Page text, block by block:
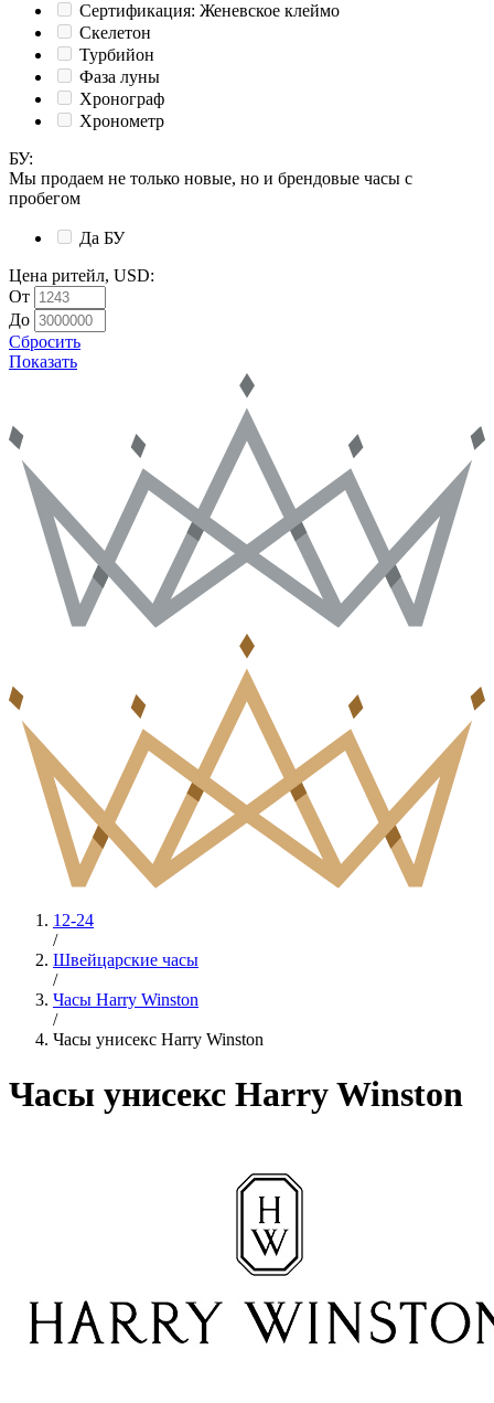
Сертификация: Женевское клеймо
Скелетон
Турбийон
Фаза луны
Хронограф
Хронометр
БУ:
Мы продаем не только новые, но и брендовые часы с
пробегом
Да БУ
Цена ритейл, USD:
От
До
Сбросить
Показать
12-24
/
Швейцарские часы
/
Часы Harry Winston
/
Часы унисекс Harry Winston
Часы унисекс Harry Winston